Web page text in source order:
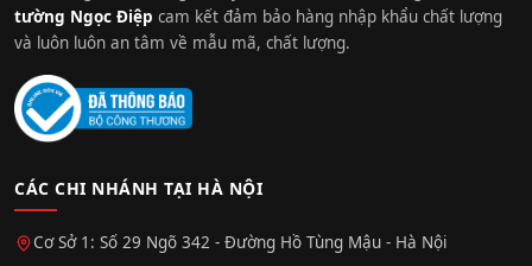
tường Ngọc Điệp cam kết đảm bảo hàng nhập khẩu chất lượng
và luôn luôn an tâm về mẫu mã, chất lượng.
CÁC CHI NHÁNH TẠI HÀ NỘI
Cơ Sở 1: Số 29 Ngõ 342 - Đường Hồ Tùng Mậu - Hà Nội